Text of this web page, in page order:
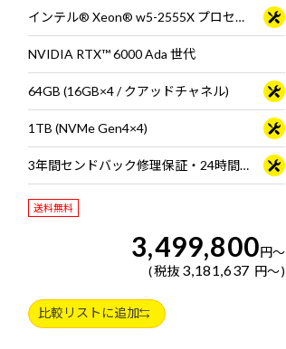
インテル® Xeon® w5-2555X プロセッサー
NVIDIA RTX™ 6000 Ada 世代
64GB (16GB×4 / クアッドチャネル)
1TB (NVMe Gen4×4)
3年間センドバック修理保証・24時間×365日電話サポート
送料無料
3,499,800円～
税抜 3,181,637 円～
比較リストに追加